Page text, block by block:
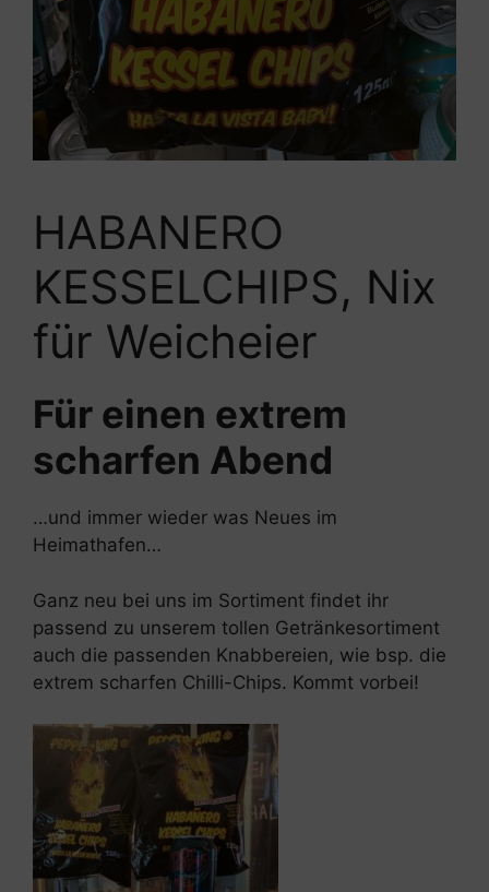
HABANERO
KESSELCHIPS, Nix
für Weicheier
Für einen extrem
scharfen Abend
…und immer wieder was Neues im
Heimathafen…
Ganz neu bei uns im Sortiment findet ihr
passend zu unserem tollen Getränkesortiment
auch die passenden Knabbereien, wie bsp. die
extrem scharfen Chilli-Chips. Kommt vorbei!